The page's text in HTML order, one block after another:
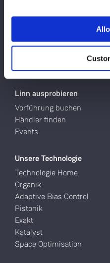
Plattenspieler
Lautsprecher
Linn ausprobieren
Vorführung buchen
Händler finden
Events
Unsere Technologie
Technologie Home
Organik
Adaptive Bias Control
Pistonik
Exakt
Katalyst
Space Optimisation